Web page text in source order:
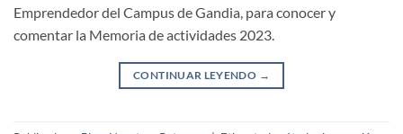
Emprendedor del Campus de Gandia, para conocer y
comentar la Memoria de actividades 2023.
CONTINUAR LEYENDO →